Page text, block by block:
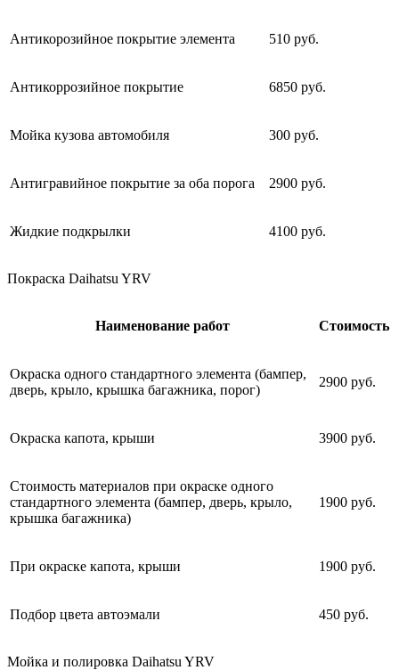
Антикорозийное покрытие элемента 510 руб.
Антикоррозийное покрытие 6850 руб.
Мойка кузова автомобиля 300 руб.
Антигравийное покрытие за оба порога 2900 руб.
Жидкие подкрылки 4100 руб.
Покраска Daihatsu YRV
Наименование работ Стоимость
Окраска одного стандартного элемента (бампер,
дверь, крыло, крышка багажника, порог)
2900 руб.
Окраска капота, крыши 3900 руб.
Стоимость материалов при окраске одного
стандартного элемента (бампер, дверь, крыло,
крышка багажника)
1900 руб.
При окраске капота, крыши 1900 руб.
Подбор цвета автоэмали 450 руб.
Мойка и полировка Daihatsu YRV